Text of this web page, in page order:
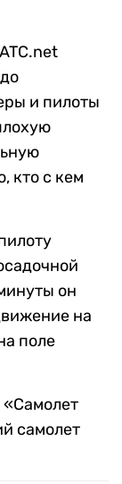
и пилоты
кто с кем
он
на
поле
«Самолет
самолет